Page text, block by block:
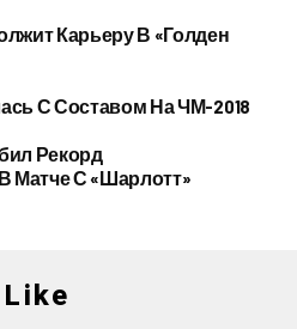
Карьеру В «Голден
С Составом На ЧМ-2018
Рекорд
Матче С «Шарлотт»